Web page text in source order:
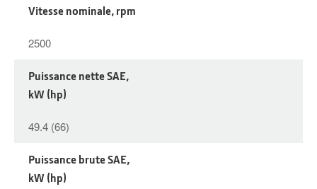
Vitesse nominale, rpm
2500
Puissance nette SAE,
kW (hp)
49.4 (66)
Puissance brute SAE,
kW (hp)